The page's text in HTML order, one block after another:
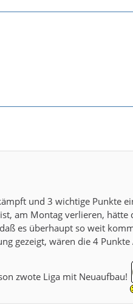
und 3 wichtige Punkte
am Montag verlieren, hätte
es überhaupt so weit
gezeigt, wären die 4 Punkte
zwote Liga mit Neuaufbau!